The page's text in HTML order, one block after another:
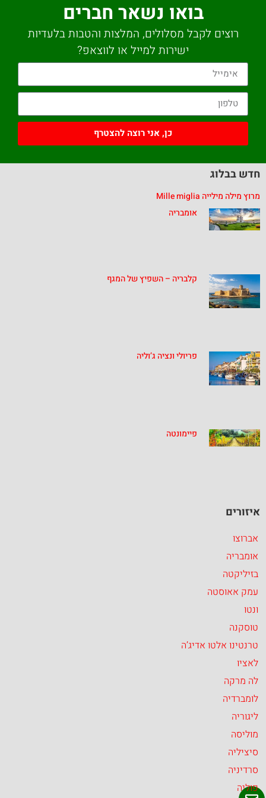
בואו נשאר חברים
רוצים לקבל מסלולים, המלצות והטבות בלעדיות
ישירות למייל או לווצאפ?
כן, אני רוצה להצטרף
חדש בבלוג
מרוץ מילה מילייה Mille miglia
אומבריה
קלבריה – השפיץ של המגף
פריולי ונציה ג’וליה
פיימונטה
איזורים
אברוצו
אומבריה
בזיליקטה
עמק אאוסטה
ונטו
טוסקנה
טרנטינו אלטו אדיג’ה
לאציו
לה מרקה
לומברדיה
ליגוריה
מוליסה
סיציליה
סרדיניה
פוליה